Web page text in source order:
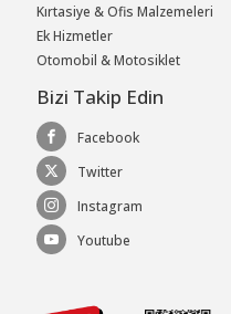
Kırtasiye & Ofis Malzemeleri
Ek Hizmetler
Otomobil & Motosiklet
Bizi Takip Edin
Facebook
Twitter
Instagram
Youtube